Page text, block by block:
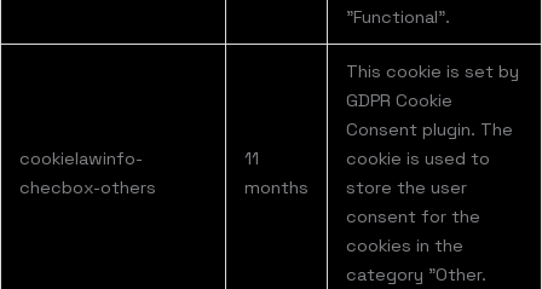
"Functional".
cookielawinfo-
checbox-others
11
months
This cookie is set by
GDPR Cookie
Consent plugin. The
cookie is used to
store the user
consent for the
cookies in the
category "Other.